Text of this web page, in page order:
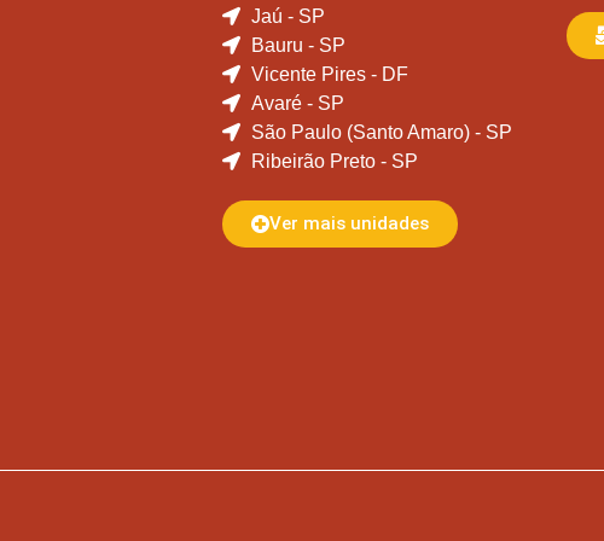
Jaú - SP
Bauru - SP
Vicente Pires - DF
Avaré - SP
São Paulo (Santo Amaro) - SP
Ribeirão Preto - SP
Ver mais unidades